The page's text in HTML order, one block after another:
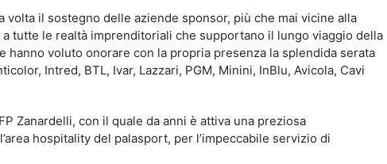
volta il sostegno delle aziende sponsor, più che mai vicine alla
tutte le realtà imprenditoriali che supportano il lungo viaggio della
hanno voluto onorare con la propria presenza la splendida serata
Intred, BTL, Ivar, Lazzari, PGM, Minini, InBlu, Avicola, Cavi
Zanardelli, con il quale da anni è attiva una preziosa
hospitality del palasport, per l’impeccabile servizio di